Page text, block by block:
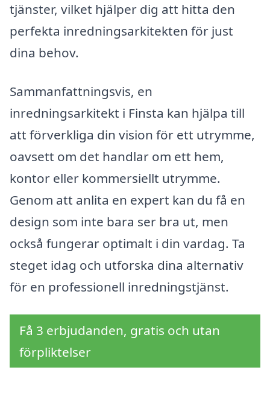
tjänster, vilket hjälper dig att hitta den
perfekta inredningsarkitekten för just
dina behov.
Sammanfattningsvis, en
inredningsarkitekt i Finsta kan hjälpa till
att förverkliga din vision för ett utrymme,
oavsett om det handlar om ett hem,
kontor eller kommersiellt utrymme.
Genom att anlita en expert kan du få en
design som inte bara ser bra ut, men
också fungerar optimalt i din vardag. Ta
steget idag och utforska dina alternativ
för en professionell inredningstjänst.
Få 3 erbjudanden, gratis och utan
förpliktelser